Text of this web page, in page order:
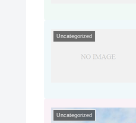
Uncategorized
Uncategorized